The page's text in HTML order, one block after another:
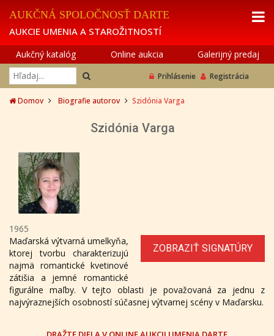
AUKČNÁ SPOLOČNOSŤ DARTE
AUKCIE UMENIA A STAROŽITNOSTÍ
Aukčný katalóg Online aukcia Galerijný predaj
Prihlásenie Registrácia
Domov Biografie autorov Szidónia Varga
Szidónia Varga
1965
ZOBRAZIŤ SIGNATÚRY
Maďarská výtvarná umelkyňa,
ktorej tvorbu charakterizujú
najmä romantické kvetinové
zátišia a jemné romantické
figurálne maľby. V tejto oblasti je považovaná za jednu z
najvýraznejších osobností súčasnej výtvarnej scény v Maďarsku.